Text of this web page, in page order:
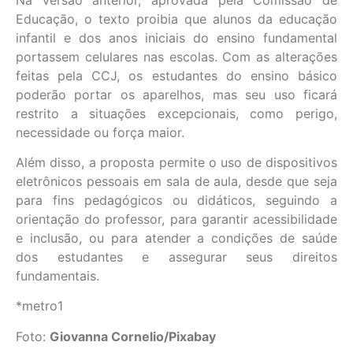
Educação, o texto proibia que alunos da educação
infantil e dos anos iniciais do ensino fundamental
portassem celulares nas escolas. Com as alterações
feitas pela CCJ, os estudantes do ensino básico
poderão portar os aparelhos, mas seu uso ficará
restrito a situações excepcionais, como perigo,
necessidade ou força maior.
Além disso, a proposta permite o uso de dispositivos
eletrônicos pessoais em sala de aula, desde que seja
para fins pedagógicos ou didáticos, seguindo a
orientação do professor, para garantir acessibilidade
e inclusão, ou para atender a condições de saúde
dos estudantes e assegurar seus direitos
fundamentais.
*metro1
Foto: Giovanna Cornelio/Pixabay